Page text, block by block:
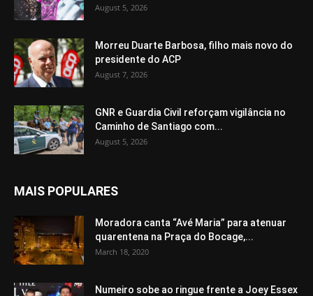
August 5, 2026
Morreu Duarte Barbosa, filho mais novo do
presidente do ACP
August 7, 2026
GNR e Guardia Civil reforçam vigilância no
Caminho de Santiago com...
August 5, 2026
MAIS POPULARES
Moradora canta “Avé Maria” para atenuar
quarentena na Praça do Bocage,...
March 18, 2020
Numeiro sobe ao ringue frente a Joey Essex